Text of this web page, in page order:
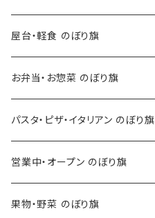
屋台・軽食 のぼり旗
お弁当・お惣菜 のぼり旗
パスタ・ピザ・イタリアン のぼり旗
営業中・オープン のぼり旗
果物・野菜 のぼり旗